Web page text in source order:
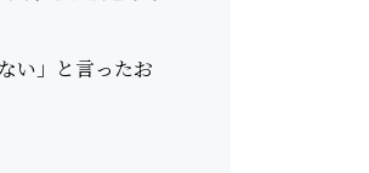
い」と言ったお